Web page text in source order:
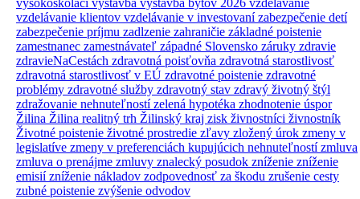
vysokoškoláci výstavba výstavba bytov 2026 vzdelávanie
vzdelávanie klientov vzdelávanie v investovanízabezpečenie detí
zabezpečenie príjmu zadlzenie zahraničie základné poistenie
zamestnanec zamestnávateľ západné Slovensko záruky zdravie
zdravieNaCestách zdravotná poisťovňa zdravotná starostlivosť
zdravotná starostlivosť v EÚ zdravotné poistenie zdravotné
problémy zdravotné služby zdravotný stav zdravý životný štýl
zdražovanie nehnuteľnostízelená hypotéka zhodnotenie úspor
Žilina Žilina realitný trh Žilinský kraj zisk živnostníci živnostník
Životné poistenie životné prostredie zľavy zložený úrok zmeny v
legislatíve zmeny v preferenciách kupujúcich nehnuteľnostízmluva
zmluva o prenájme zmluvy znalecký posudok zníženie zníženie
emisiízníženie nákladov zodpovednosť za škodu zrušenie cesty
zubné poistenie zvýšenie odvodov